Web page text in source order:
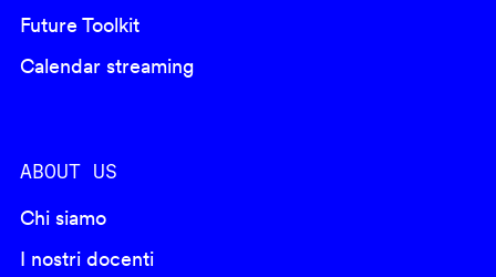
Future Toolkit
Calendar streaming
ABOUT US
Chi siamo
I nostri docenti